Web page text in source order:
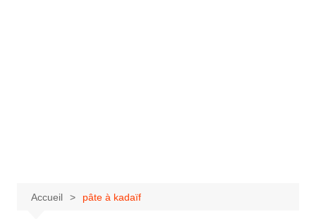
Accueil pâte à kadaïf